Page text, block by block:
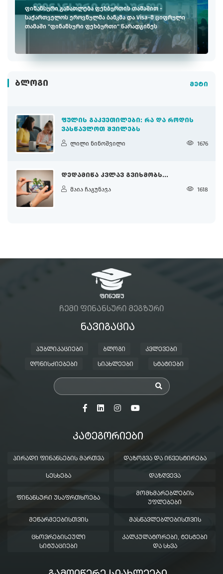
ფინანსური განათლება ფეხბურთის თამაშით -
საქართველოს ეროვნულმა ბანკმა და Visa-მ ციფრული
თამაში "ფინანსური ფეხბურთი" წარადგინეს
ᲑᲚᲝᲒᲘ მეტი
ᲤᲣᲚᲘᲡ ᲒᲐᲙᲕᲔᲗᲘᲚᲔᲑᲘ: ᲠᲐ ᲓᲐ ᲠᲝᲓᲘᲡ
ᲕᲐᲡᲬᲐᲕᲚᲝᲗ ᲨᲕᲘᲚᲔᲑᲡ
ლილი ნინოშვილი 1676
ᲓᲔᲓᲐᲛᲘᲬᲐ ᲙᲕᲚᲐᲕ ᲒᲕᲘᲮᲛᲝᲑᲡ...
მაია ჩაგუნავა 1618
ᲩᲔᲛᲘ ᲤᲘᲜᲐᲜᲡᲣᲠᲘ ᲛᲔᲒᲖᲣᲠᲘ
ᲜᲐᲕᲘᲒᲐᲪᲘᲐ
ᲞᲣᲑᲚᲘᲙᲐᲪᲘᲔᲑᲘ ᲑᲚᲝᲒᲘ ᲙᲕᲚᲔᲕᲔᲑᲘ
ᲦᲝᲜᲘᲡᲫᲘᲔᲑᲔᲑᲘ ᲡᲘᲐᲮᲚᲔᲔᲑᲘ ᲡᲢᲐᲢᲘᲔᲑᲘ
ᲙᲐᲢᲔᲒᲝᲠᲘᲔᲑᲘ
ᲞᲘᲠᲐᲓᲘ ᲤᲘᲜᲐᲜᲡᲔᲑᲘᲡ ᲛᲐᲠᲗᲕᲐ ᲓᲐᲖᲝᲒᲕᲐ ᲓᲐ ᲘᲜᲕᲔᲡᲢᲘᲠᲔᲑᲐ
ᲡᲔᲡᲮᲔᲑᲐ ᲓᲐᲖᲦᲕᲔᲕᲐ
ᲤᲘᲜᲐᲜᲡᲣᲠᲘ ᲣᲡᲐᲤᲠᲗᲮᲝᲔᲑᲐ
ᲛᲝᲛᲮᲛᲐᲠᲔᲑᲚᲔᲑᲘᲡ
ᲣᲤᲚᲔᲑᲔᲑᲘ
ᲛᲔᲬᲐᲠᲛᲔᲔᲑᲘᲡᲗᲕᲘᲡ ᲛᲐᲡᲬᲐᲕᲚᲔᲑᲚᲔᲑᲘᲡᲗᲕᲘᲡ
ᲪᲮᲝᲕᲠᲔᲑᲘᲡᲔᲣᲚᲘ
ᲡᲘᲢᲣᲐᲪᲘᲔᲑᲘ
ᲙᲐᲚᲙᲣᲚᲐᲢᲝᲠᲔᲑᲘ, ᲢᲔᲡᲢᲔᲑᲘ
ᲓᲐ ᲡᲮᲕᲐ